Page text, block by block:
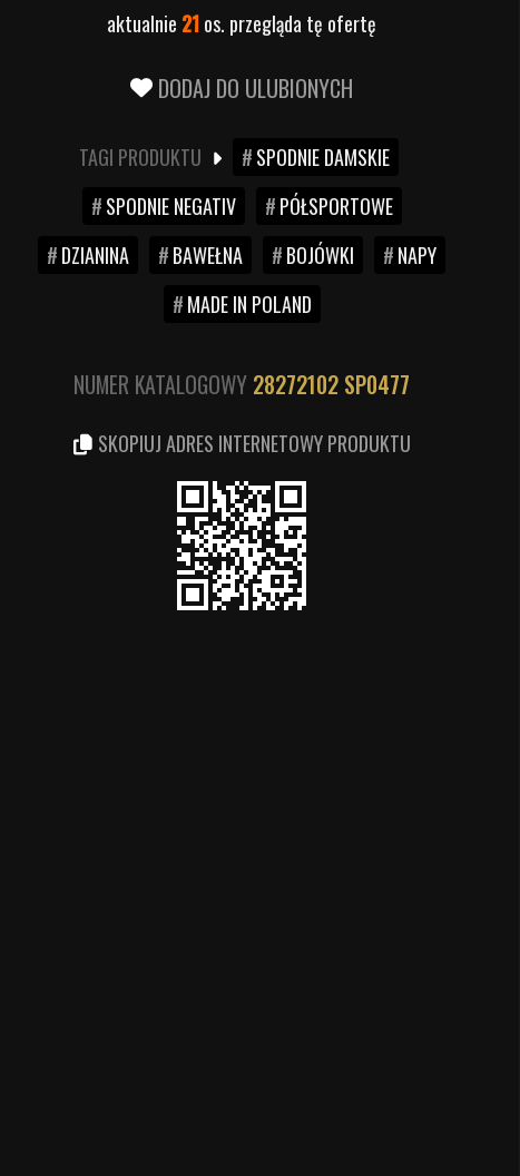
aktualnie 21os. przegląda tę ofertę
DODAJ DO ULUBIONYCH
TAGI PRODUKTU
SPODNIE DAMSKIE
SPODNIE NEGATIV
PÓŁSPORTOWE
DZIANINA
BAWEŁNA BOJÓWKI
NAPY
MADE IN POLAND
NUMER KATALOGOWY 28272102 SP0477
SKOPIUJ ADRES INTERNETOWY PRODUKTU